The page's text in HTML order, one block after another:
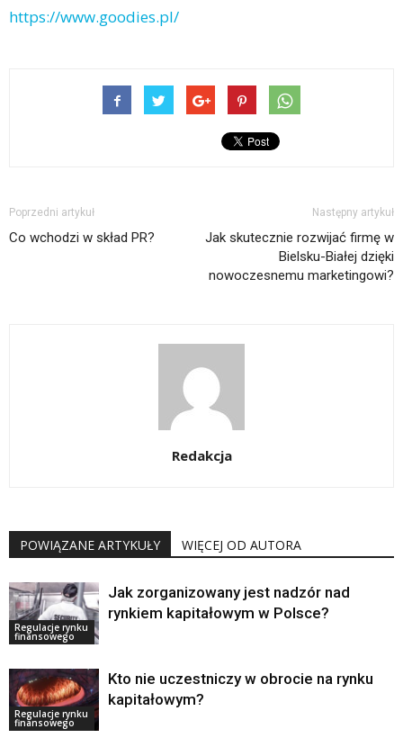
https://www.goodies.pl/
Poprzedni artykuł
Co wchodzi w skład PR?
Następny artykuł
Jak skutecznie rozwijać firmę w
Bielsku-Białej dzięki
nowoczesnemu marketingowi?
Redakcja
POWIĄZANE ARTYKUŁY WIĘCEJ OD AUTORA
Regulacje rynku
finansowego
Jak zorganizowany jest nadzór nad
rynkiem kapitałowym w Polsce?
Regulacje rynku
finansowego
Kto nie uczestniczy w obrocie na rynku
kapitałowym?